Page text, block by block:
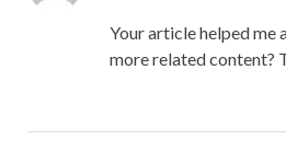
Your article helped me
more related content?